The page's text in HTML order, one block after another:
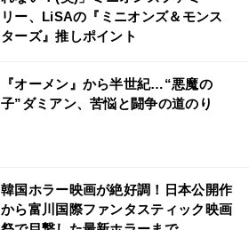
リー、LiSAの『ミニオンズ＆モンス
ターズ』推しポイント
『オーメン』から半世紀…“悪魔の
子”ダミアン、苦悩と闘争の道のり
韓国ホラー映画が絶好調！日本公開作
から富川国際ファンタスティック映画